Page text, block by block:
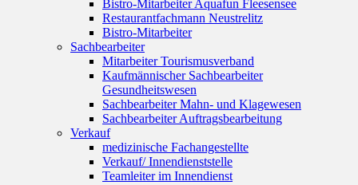
Bistro-Mitarbeiter Aquafun Fleesensee
Restaurantfachmann Neustrelitz
Bistro-Mitarbeiter
Sachbearbeiter
Mitarbeiter Tourismusverband
Kaufmännischer Sachbearbeiter
Gesundheitswesen
Sachbearbeiter Mahn- und Klagewesen
Sachbearbeiter Auftragsbearbeitung
Verkauf
medizinische Fachangestellte
Verkauf/ Innendienststelle
Teamleiter im Innendienst